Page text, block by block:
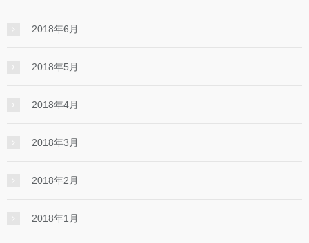
2018年6月
2018年5月
2018年4月
2018年3月
2018年2月
2018年1月